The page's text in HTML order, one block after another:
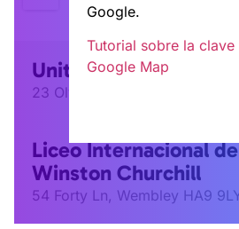
Unite Students Vía
23 Olympic Way, Londres HA9
Liceo Internacional
Winston Churchill
54 Forty Ln, Wembley HA9
Google.
Tutorial sobre la clave
Google Map